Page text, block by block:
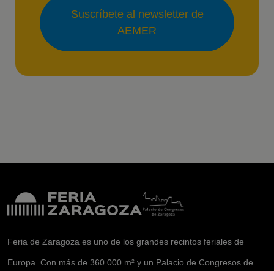
Suscríbete al newsletter de
AEMER
Feria de Zaragoza es uno de los grandes recintos feriales de
Europa. Con más de 360.000 m² y un Palacio de Congresos de